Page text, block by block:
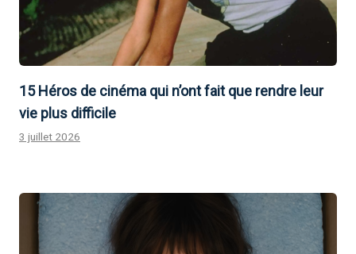
15 Héros de cinéma qui n’ont fait que rendre leur
vie plus difficile
3 juillet 2026